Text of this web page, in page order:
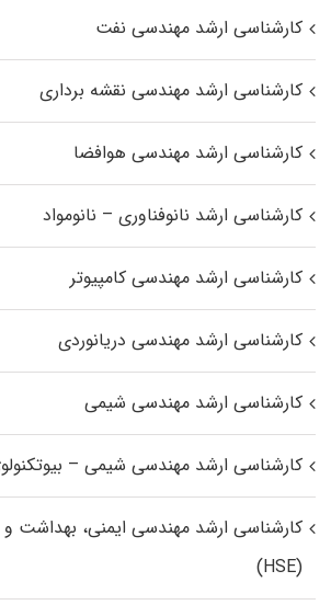
کارشناسی ارشد مهندسی نفت
کارشناسی ارشد مهندسی نقشه برداری
کارشناسی ارشد مهندسی هوافضا
کارشناسی ارشد نانوفناوری – نانومواد
کارشناسی ارشد مهندسی کامپیوتر
کارشناسی ارشد مهندسی دریانوردی
کارشناسی ارشد مهندسی شیمی
کارشناسی ارشد مهندسی شیمی –
کارشناسی ارشد مهندسی ایمنی،
(HSE)